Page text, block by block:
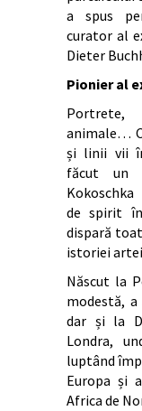
a spus
curator al
Dieter
Pionier al
Portrete,
animale…
și linii vii
făcut un
de spirit
dispară
istoriei
Născut la
modestă,
dar și la
Londra,
luptând
Europa și
Africa de